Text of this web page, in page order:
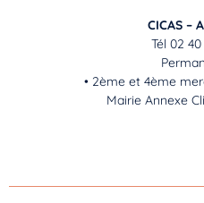
CICAS –
Tél 02 40
• 2ème et 4ème
Mairie Annexe